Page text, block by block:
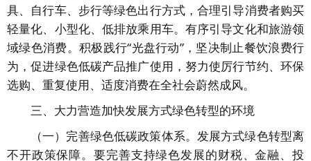
具、自行车、步行等绿色出行方式，合理引导消费者购买
轻量化、小型化、低排放乘用车。有序引导文化和旅游领
域绿色消费。积极践行“光盘行动”，坚决制止餐饮浪费行
为，促进绿色低碳产品推广使用，努力使厉行节约、环保
选购、重复使用、适度消费在全社会蔚然成风。
三、大力营造加快发展方式绿色转型的环境
（一）完善绿色低碳政策体系。发展方式绿色转型离
不开政策保障。要完善支持绿色发展的财税、金融、投